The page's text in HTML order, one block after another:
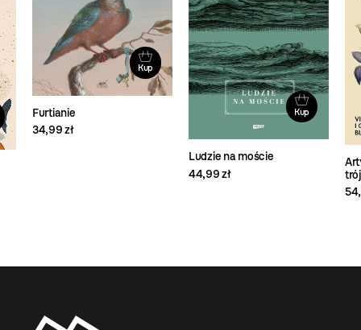
Kup
Furtianie
34,99 zł
Kup
Ludzie na moście
44,99 zł